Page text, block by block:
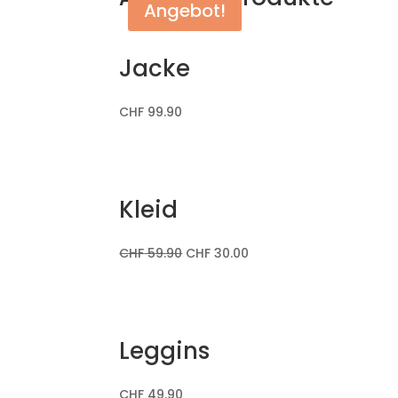
Jacke
CHF 99.90
Angebot!
Kleid
CHF59.90 CHF 30.00
Leggins